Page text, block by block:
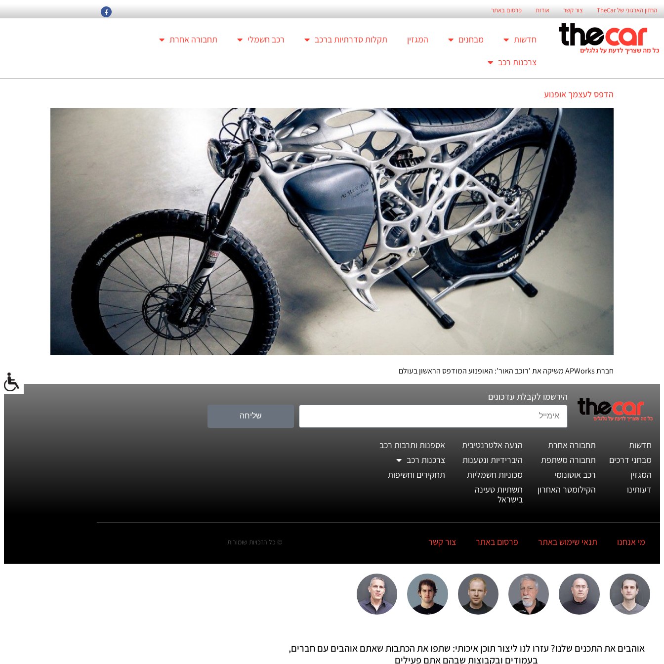
החזון הארגוני של TheCar צור קשר אודות פרסום באתר
חדשות מבחנים המגזין תקלות סדרתיות ברכב רכב חשמלי
תחבורה אחרת
צרכנות רכב
הדפס לעצמך אופנוע
חברת APWorks משיקה את 'רוכב האור': האופנוע המודפס הראשון בעולם
הירשמו לקבלת עדכונים
שליחה
חדשות
מבחני דרכים
המגזין
דעותינו
תחבורה אחרת
תחבורה משתפת
רכב אוטונומי
הקילומטר האחרון
הנעה אלטרנטיבית
היברידיות ונטענות
מכוניות חשמליות
תשתיות טעינה
בישראל
אספנות ותרבות רכב
צרכנות רכב
תחקירים וחשיפות
מי אנחנו תנאי שימוש באתר פרסום באתר צור קשר © כל הזכויות שומורות
אוהבים את התכנים שלנו? עזרו לנו ליצור תוכן איכותי: שתפו את הכתבות שאתם אוהבים עם חברים,
בעמודים ובקבוצות שבהם אתם פעילים